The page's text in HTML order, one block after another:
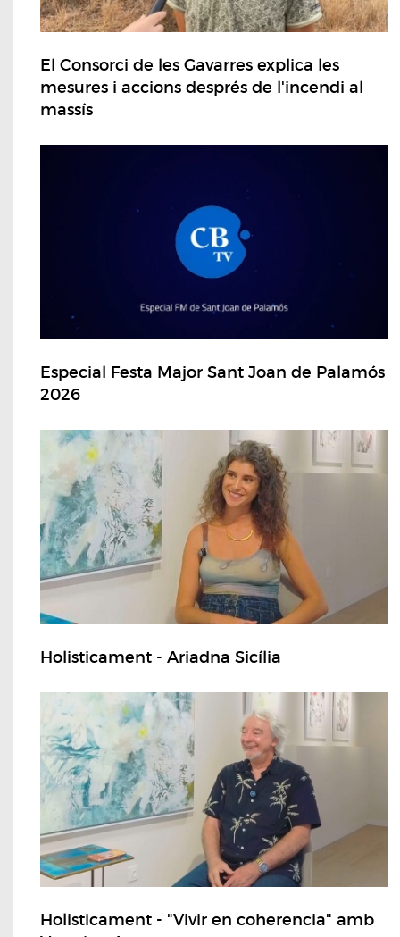
El Consorci de les Gavarres explica les
mesures i accions després de l'incendi al
massís
Especial Festa Major Sant Joan de Palamós
2026
Holisticament - Ariadna Sicília
Holisticament - "Vivir en coherencia" amb